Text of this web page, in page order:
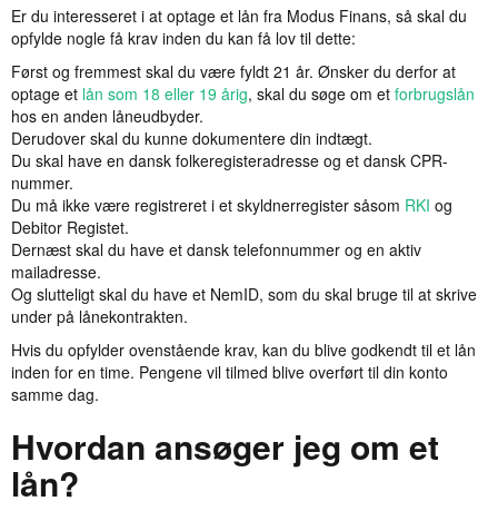
Er du interesseret i at optage et lån fra Modus Finans, så skal du
opfylde nogle få krav inden du kan få lov til dette:
Først og fremmest skal du være fyldt 21 år. Ønsker du derfor at
optage et lån som 18 eller 19 årig, skal du søge om et forbrugslån
hos en anden låneudbyder.
Derudover skal du kunne dokumentere din indtægt.
Du skal have en dansk folkeregisteradresse og et dansk CPR-
nummer.
Du må ikke være registreret i et skyldnerregister såsom RKI og
Debitor Registet.
Dernæst skal du have et dansk telefonnummer og en aktiv
mailadresse.
Og slutteligt skal du have et NemID, som du skal bruge til at skrive
under på lånekontrakten.
Hvis du opfylder ovenstående krav, kan du blive godkendt til et lån
inden for en time. Pengene vil tilmed blive overført til din konto
samme dag.
Hvordan ansøger jeg om et
lån?